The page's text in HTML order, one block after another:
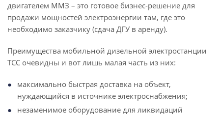
двигателем ММЗ – это готовое бизнес-решение для
продажи мощностей электроэнергии там, где это
необходимо заказчику (сдача ДГУ в аренду).
Преимущества мобильной дизельной электростанции
ТСС очевидны и вот лишь малая часть из них:
максимально быстрая доставка на объект,
нуждающийся в источнике электроснабжения;
незаменимое оборудование для ликвидаций